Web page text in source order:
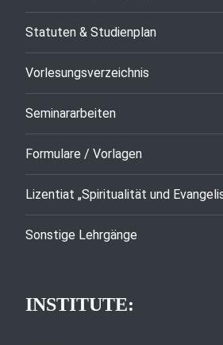
Statuten & Studienplan
Vorlesungsverzeichnis
Seminararbeiten
Formulare / Vorlagen
Lizentiat „Spiritualität und
Sonstige Lehrgänge
INSTITUTE: